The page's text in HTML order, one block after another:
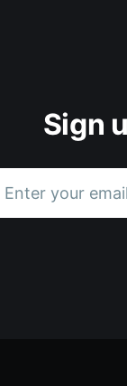
Sign
Enter your email